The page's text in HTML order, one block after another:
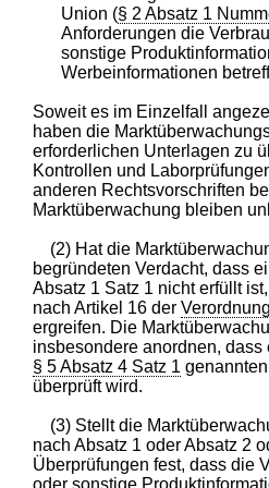
Union (§ 2 Absatz 1
Anforderungen die
sonstige
Werbeinformationen
Soweit es im Einzelfall
haben die
erforderlichen Unterlagen zu
Kontrollen und
anderen Rechtsvorschriften
Marktüberwachung bleiben
(2) Hat die
begründeten Verdacht, dass
Absatz 1 Satz 1 nicht erfüllt
nach Artikel 16 der
ergreifen. Die
insbesondere anordnen,
§ 5 Absatz 4 Satz 1
überprüft wird.
(3) Stellt die
nach Absatz 1 oder Absatz 2
Überprüfungen fest, dass die
oder sonstige